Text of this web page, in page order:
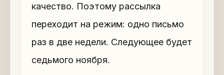
качество. Поэтому рассылка
переходит на режим: одно письмо
раз в две недели. Следующее будет
седьмого ноября.